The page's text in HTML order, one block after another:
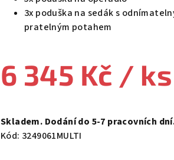
3x poduška na sedák s
pratelným potahem
6 345 Kč / ks
cena:
Skladem. Dodání do 5-7 pracovních
Kód: 3249061MULTI